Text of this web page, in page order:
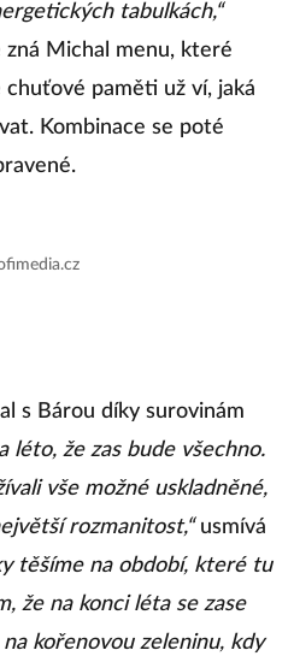
tabulkách,“
zná Michal menu, které
chuťové paměti už ví, jaká
Kombinace se poté
s Bárou díky surovinám
léto, že zas bude všechno.
vše možné uskladněné,
rozmanitost,“usmívá
těšíme na období, které tu
že na konci léta se zase
kořenovou zeleninu, kdy